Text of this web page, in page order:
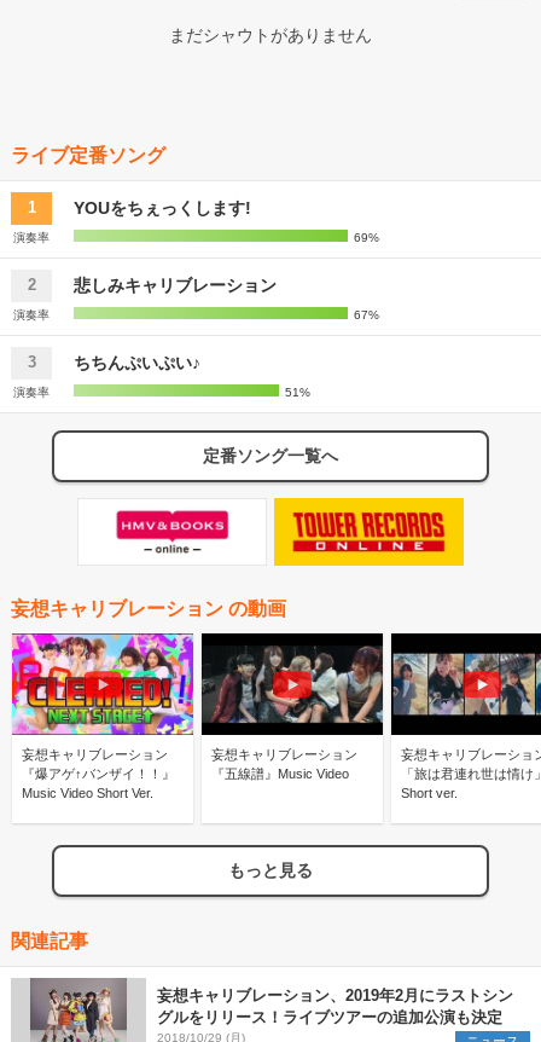
まだシャウトがありません
ライブ定番ソング
1 YOUをちぇっくします!
演奏率 69%
2 悲しみキャリブレーション
演奏率 67%
3 ちちんぷいぷい♪
演奏率 51%
定番ソング一覧へ
妄想キャリブレーション の動画
妄想キャリブレーション
『爆アゲ↑バンザイ！！』
Music Video Short Ver.
妄想キャリブレーション
『五線譜』Music Video
妄想キャリブレーショ
「旅は君連れ世は情け
Short ver.
もっと見る
関連記事
妄想キャリブレーション、2019年2月にラストシン
グルをリリース！ライブツアーの追加公演も決定
2018/10/29 (月)